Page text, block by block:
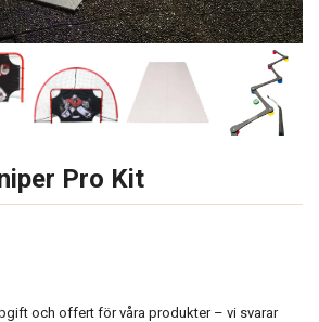
Pro Kit
och offert för våra produkter – vi svarar